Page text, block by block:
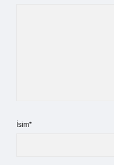
İsim*